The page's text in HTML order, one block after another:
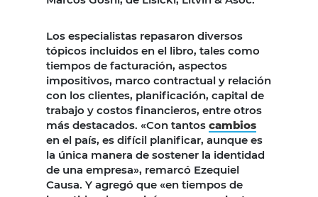
Los especialistas repasaron diversos
tópicos incluidos en el libro, tales como
tiempos de facturación, aspectos
impositivos, marco contractual y relación
con los clientes, planificación, capital de
trabajo y costos financieros, entre otros
más destacados. «Con tantos cambios
en el país, es difícil planificar, aunque es
la única manera de sostener la identidad
de una empresa», remarcó Ezequiel
Causa. Y agregó que «en tiempos de